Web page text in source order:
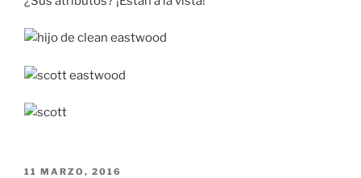
PUBLICADO
11 MARZO, 2016